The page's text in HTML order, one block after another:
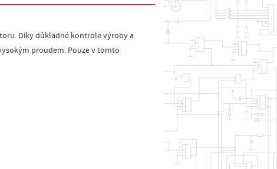
Díky důkladné kontrole výroby a
proudem. Pouze v tomto